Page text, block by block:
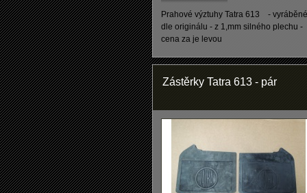
Prahové výztuhy Tatra 613 - vyráběné
dle originálu - z 1,mm silného plechu -
cena za je levou
Zástěrky Tatra 613 - pár